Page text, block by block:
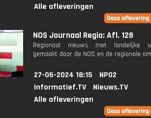
Alle afleveringen
NOS Journaal Regio: Afl. 128
Regionaal nieuws met landelijke
gemaakt door de NOS en de regionale
27-06-2024 18:15
NPO2
Informatief.TV
Nieuws.TV
Alle afleveringen